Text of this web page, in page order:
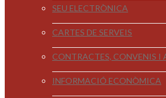
SEU ELECTRÒNICA
CARTES DE SERVEIS
CONTRACTES, CONVENIS I
INFORMACIÓ ECONÒMICA